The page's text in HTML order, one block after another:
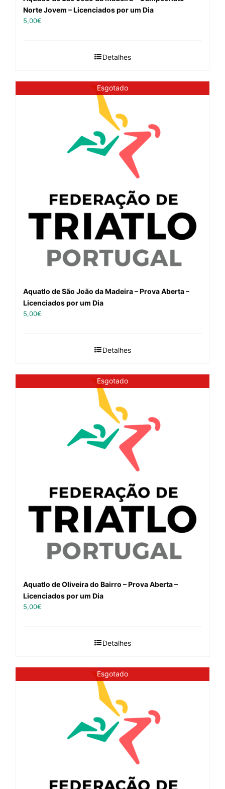
Norte Jovem – Licenciados por um Dia
5,00€
Detalhes
Esgotado
Aquatlo de São João da Madeira – Prova Aberta –
Licenciados por um Dia
5,00€
Detalhes
Esgotado
Aquatlo de Oliveira do Bairro – Prova Aberta –
Licenciados por um Dia
5,00€
Detalhes
Esgotado